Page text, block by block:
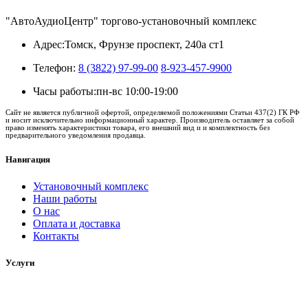
"АвтоАудиоЦентр" торгово-установочный комплекс
Адрес:Томск, Фрунзе проспект, 240а ст1
Телефон: 8 (3822) 97-99-00 8-923-457-9900
Часы работы:пн-вс 10:00-19:00
Сайт не является публичной офертой, определяемой положениями Статьи 437(2) ГК РФ
и носит исключительно информационный характер. Производитель оставляет за собой
право изменять характеристики товара, его внешний вид и и комплектность без
предварительного уведомления продавца.
Навигация
Установочный комплекс
Наши работы
О нас
Оплата и доставка
Контакты
Услуги